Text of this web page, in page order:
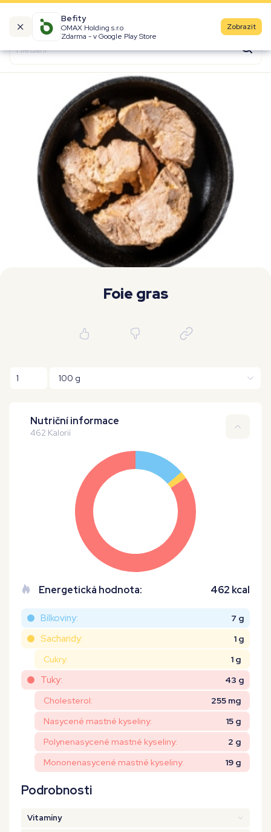
Befity
OMAX Holding s.r.o
Zdarma - v Google Play Store
Zobrazit
Kalorické tabulky
Produkty
Značky
Fast Food
Aktivity
Denní aktivity
Cviky
Workouty
Foie gras
Nutriční informace
462 Kalorií
Energetická hodnota: 462 kcal
Bílkoviny: 7 g
Sacharidy:
1 g
Cukry:
1 g
Tuky:
43 g
Cholesterol:
255 mg
Nasycené mastné kyseliny:
15 g
Polynenasycené mastné kyseliny:
2 g
Mononenasycené mastné kyseliny:
19 g
Podrobnosti
Vitamíny